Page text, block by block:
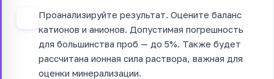
Проанализируйте результат. Оцените баланс
катионов и анионов. Допустимая погрешность
для большинства проб — до 5%. Также будет
рассчитана ионная сила раствора, важная для
оценки минерализации.